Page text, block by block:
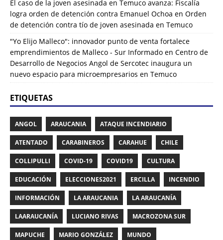
El caso de la joven asesinada en Temuco avanza: Fiscalía
logra orden de detención contra Emanuel Ochoa en Orden
de detención contra tío de joven asesinada en Temuco
"Yo Elijo Malleco": innovador punto de venta fortalece
emprendimientos de Malleco - Sur Informado en Centro de
Desarrollo de Negocios Angol de Sercotec inaugura un
nuevo espacio para microempresarios en Temuco
ETIQUETAS
ANGOL ARAUCANIA ATAQUE INCENDIARIO
ATENTADO CARABINEROS CARAHUE CHILE
COLLIPULLI COVID-19 COVID19 CULTURA
EDUCACIÓN ELECCIONES2021 ERCILLA INCENDIO
INFORMACIÓN LA ARAUCANIA LA ARAUCANÍA
LAARAUCANÍA LUCIANO RIVAS MACROZONA SUR
MAPUCHE MARIO GONZÁLEZ MUNDO